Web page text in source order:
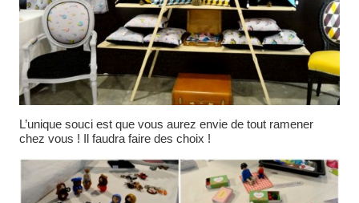
L’unique souci est que vous aurez envie de tout ramener
chez vous ! Il faudra faire des choix !